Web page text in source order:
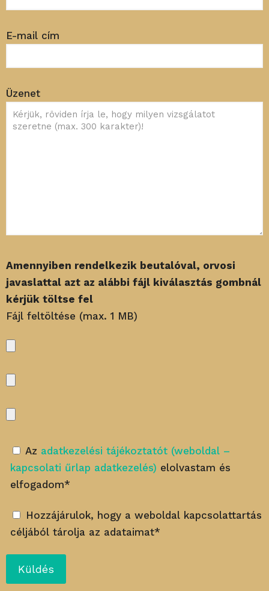
E-mail cím
Üzenet
Amennyiben rendelkezik beutalóval, orvosi
javaslattal azt az alábbi fájl kiválasztás gombnál
kérjük töltse fel
Fájl feltöltése (max. 1 MB)
Az adatkezelési tájékoztatót (weboldal –
kapcsolati űrlap adatkezelés) elolvastam és
elfogadom*
Hozzájárulok, hogy a weboldal kapcsolattartás
céljából tárolja az adataimat*